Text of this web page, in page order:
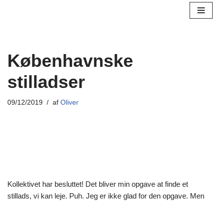
Københavnske
stilladser
09/12/2019 af Oliver
Kollektivet har besluttet! Det bliver min opgave at finde et
stillads, vi kan leje. Puh. Jeg er ikke glad for den opgave. Men